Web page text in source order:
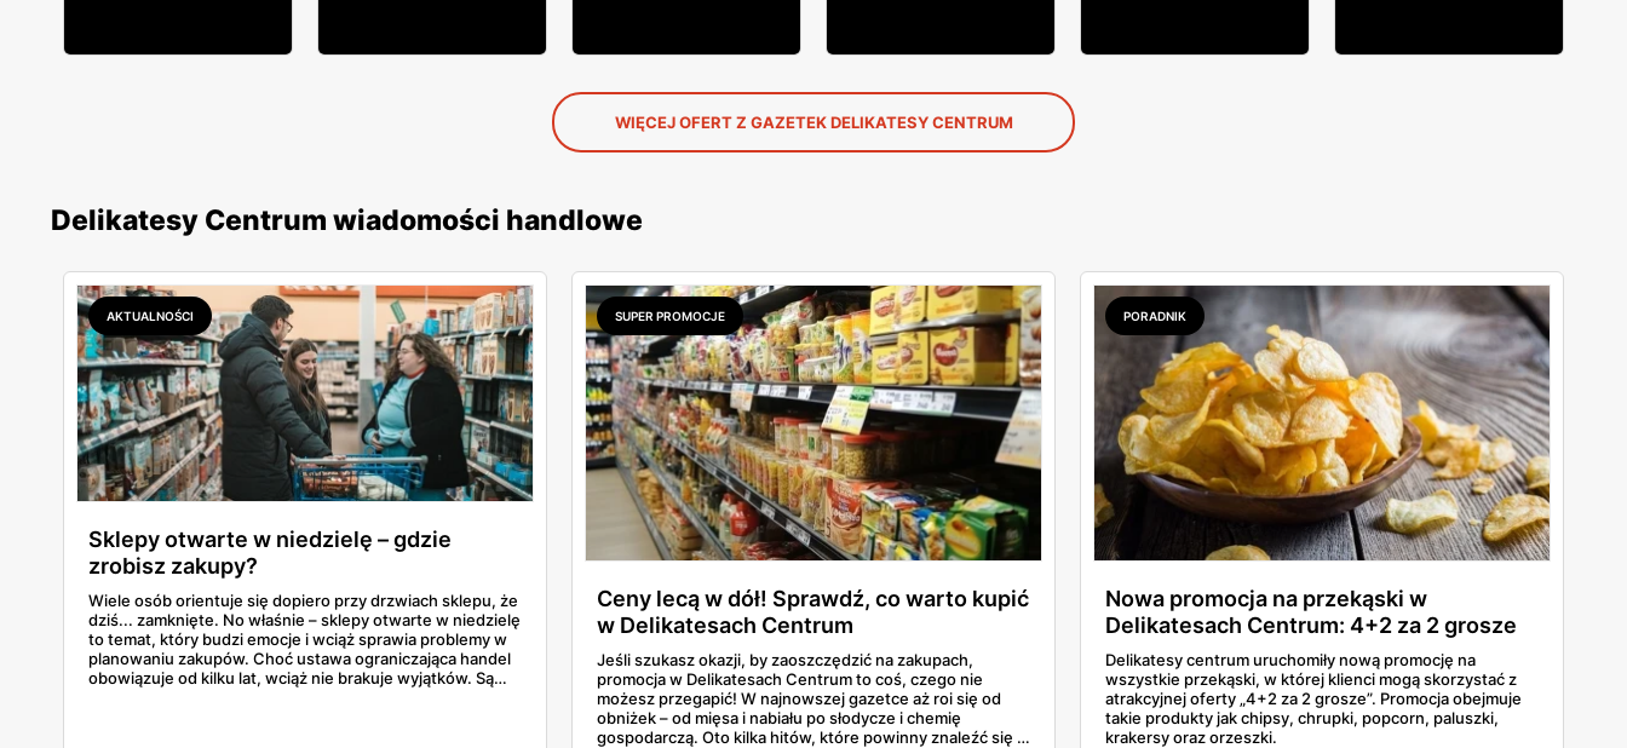
WIĘCEJ OFERT Z GAZETEK DELIKATESY CENTRUM
Delikatesy Centrum wiadomości handlowe
AKTUALNOŚCI
Sklepy otwarte w niedzielę – gdzie
zrobisz zakupy?
Wiele osób orientuje się dopiero przy drzwiach sklepu, że
dziś... zamknięte. No właśnie – sklepy otwarte w niedzielę
to temat, który budzi emocje i wciąż sprawia problemy w
planowaniu zakupów. Choć ustawa ograniczająca handel
obowiązuje od kilku lat, wciąż nie brakuje wyjątków. Są
SUPER PROMOCJE
Ceny lecą w dół! Sprawdź, co warto kupić
w Delikatesach Centrum
Jeśli szukasz okazji, by zaoszczędzić na zakupach,
promocja w Delikatesach Centrum to coś, czego nie
możesz przegapić! W najnowszej gazetce aż roi się od
obniżek – od mięsa i nabiału po słodycze i chemię
gospodarczą. Oto kilka hitów, które powinny znaleźć się w
PORADNIK
Nowa promocja na przekąski w
Delikatesach Centrum: 4+2 za 2 grosze
Delikatesy centrum uruchomiły nową promocję na
wszystkie przekąski, w której klienci mogą skorzystać z
atrakcyjnej oferty „4+2 za 2 grosze”. Promocja obejmuje
takie produkty jak chipsy, chrupki, popcorn, paluszki,
krakersy oraz orzeszki.